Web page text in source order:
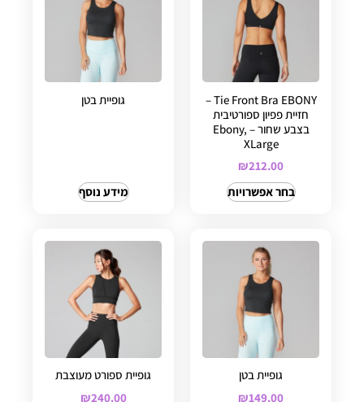
Tie Front Bra EBONY –
חזיית פפיון ספורטיבית
בצבע שחור – Ebony,
XLarge
₪212.00
בחר אפשרויות
גופיית בטן
מידע נוסף
גופיית בטן
₪149.00
גופיית ספורט מעוצבת
₪240.00